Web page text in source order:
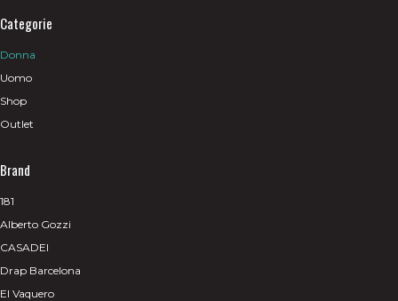
Categorie
Donna
Uomo
Shop
Outlet
Brand
181
Alberto Gozzi
CASADEI
Drap Barcelona
El Vaquero